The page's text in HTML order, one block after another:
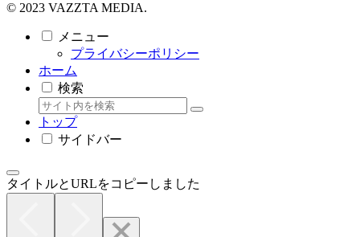
© 2023 VAZZTA MEDIA.
メニュー
プライバシーポリシー
ホーム
検索
トップ
サイドバー
タイトルとURLをコピーしました